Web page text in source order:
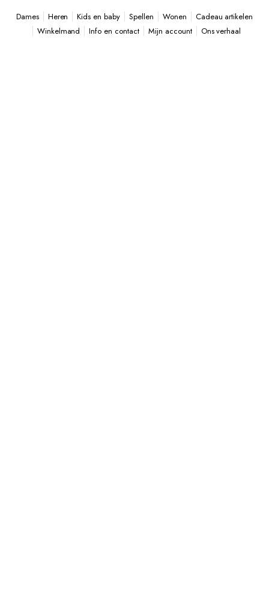
Dames
Heren Kids en baby Spellen Wonen
Cadeau artikelen
Winkelmand
Info en contact Mijn account Ons verhaal